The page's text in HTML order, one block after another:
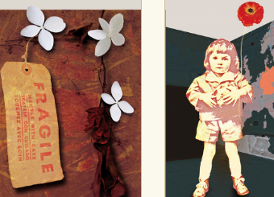
GUARDAR CONFIGURACIÓN
Puede consultar nuestrapolítica de cookies